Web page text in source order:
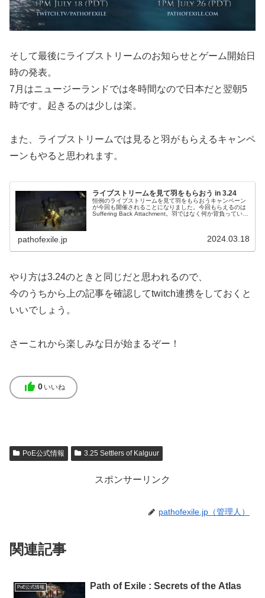
そして最後にライブストリームのお知らせとゲーム開始日
時の発表。
7月はニュージーランドでは冬時間なので日本だと翌朝5
時です。起きるのは少しは楽。
また、ライブストリームでは見ると羽がもらえるキャンペ
ーンもやると思われます。
ライブストリームを見て羽をもらおう in 3.24
恒例のライブストリームを見て羽をもらおうキャンペーン
が今回も開催されることになりました。今回もらえるのは
Suffering Back Attachment。羽ではなく何か背負っている
pathofexile.jp 2024.03.18
やり方は3.24のときと同じだと思われるので、
今のうちから上の記事を確認してtwitch連携をしておくと
いいでしょう。
さーこれから楽しみな日が始まるぞー！
thumb_up 0 いいね
PoE公式情報 3.25 Settlers of Kalguur
スポンサーリンク
pathofexile.jp（管理人）
関連記事
PoE公式情報 Path of Exile : Secrets of the Atlas